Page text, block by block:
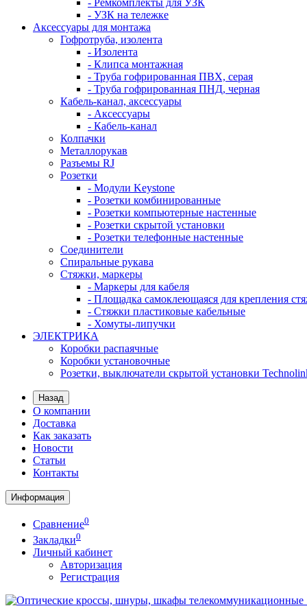
- Ремкомплекты для УЗК
- УЗК на тележке
Аксессуары для монтажа
Гофротруба, изолента
- Изолента
- Клипса монтажная
- Труба гофрированная ПВХ, серая
- Труба гофрированная ПНД, черная
Кабель-канал, аксессуары
- Аксессуары
- Кабель-канал
Колпачки
Металлорукав
Разъемы RJ
Розетки
- Модули Keystone
- Розетки комбинированные
- Розетки компьютерные настенные
- Розетки скрытой установки
- Розетки телефонные настенные
Соединители
Спиральные рукава
Стяжки, маркеры
- Маркеры для кабеля
- Площадка самоклеющаяся для крепления
- Стяжки пластиковые кабельные
- Хомуты-липучки
ЭЛЕКТРИКА
Коробки распаячные
Коробки установочные
Розетки, выключатели скрытой установки
Назад
О компании
Доставка
Как заказать
Новости
Статьи
Контакты
Информация
Сравнение0
Закладки0
Личный кабинет
Авторизация
Регистрация